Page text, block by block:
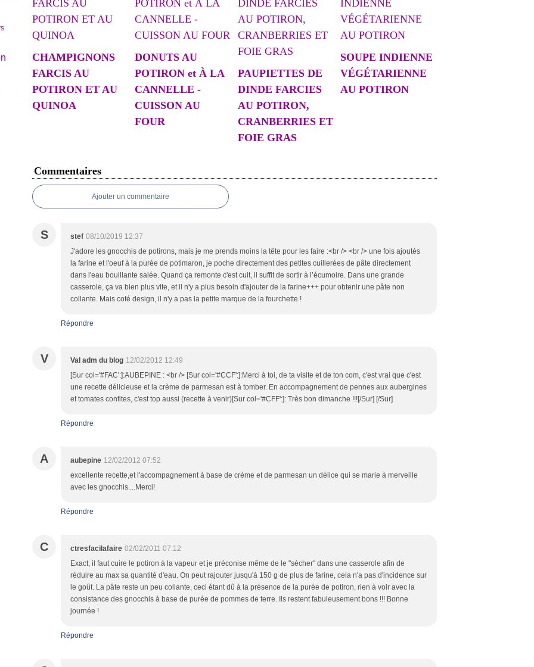
CHAMPIGNONS
FARCIS AU
POTIRON ET AU
QUINOA
DONUTS AU
POTIRON et À LA
CANNELLE -
CUISSON AU
FOUR
PAUPIETTES DE
DINDE FARCIES
AU POTIRON,
CRANBERRIES ET
FOIE GRAS
SOUPE INDIENNE
VÉGÉTARIENNE
AU POTIRON
Commentaires
Ajouter un commentaire
S stef 08/10/2019 12:37
J'adore les gnocchis de potirons, mais je me prends moins la tête pour les faire :<br /> <br /> une fois ajoutés
la farine et l'oeuf à la purée de potimaron, je poche directement des petites cuillerées de pâte directement
dans l'eau bouillante salée. Quand ça remonte c'est cuit, il suffit de sortir à l’écumoire. Dans une grande
casserole, ça va bien plus vite, et il n'y a plus besoin d'ajouter de la farine+++ pour obtenir une pâte non
collante. Mais coté design, il n'y a pas la petite marque de la fourchette !
Répondre
V Val adm du blog 12/02/2012 12:49
[Sur col='#FAC':]:AUBEPINE : <br /> [Sur col='#CCF':]:Merci à toi, de ta visite et de ton com, c'est vrai que c'est
une recette délicieuse et la crème de parmesan est à tomber. En accompagnement de pennes aux aubergines
et tomates confites, c'est top aussi (recette à venir)[Sur col='#CFF':]: Très bon dimanche !!![/Sur] [/Sur]
Répondre
A aubepine 12/02/2012 07:52
excellente recette,et l'accompagnement à base de crème et de parmesan un délice qui se marie à merveille
avec les gnocchis....Merci!
Répondre
C ctresfacilafaire 02/02/2011 07:12
Exact, il faut cuire le potiron à la vapeur et je préconise même de le "sécher" dans une casserole afin de
réduire au max sa quantité d'eau. On peut rajouter jusqu'à 150 g de plus de farine, cela n'a pas d'incidence sur
le goût. La pâte reste un peu collante, ceci étant dû à la présence de la purée de potiron, rien à voir avec la
consistance des gnocchis à base de purée de pommes de terre. Ils restent fabuleusement bons !!! Bonne
journée !
Répondre